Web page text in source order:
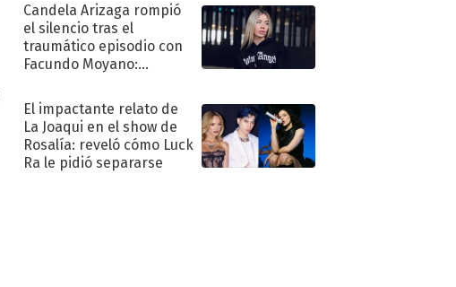
Candela Arizaga rompió
el silencio tras el
traumático episodio con
Facundo Moyano:
El impactante relato de
La Joaqui en el show de
Rosalía: reveló cómo Luck
Ra le pidió separarse